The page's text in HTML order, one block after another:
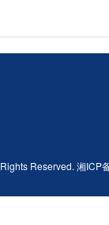
Reserved. 湘ICP